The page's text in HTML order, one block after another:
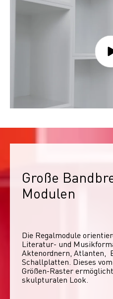
Große
Modulen
Die Regalmodule
Literatur- und
Aktenordnern, Atlanten,
Schallplatten. Dieses
Größen-Raster
skulpturalen Look.